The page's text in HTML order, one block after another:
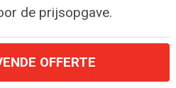
de prijsopgave.
OFFERTE